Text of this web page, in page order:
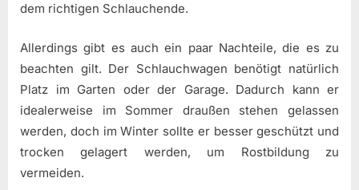
dem richtigen Schlauchende.
Allerdings gibt es auch ein paar Nachteile, die es zu
beachten gilt. Der Schlauchwagen benötigt natürlich
Platz im Garten oder der Garage. Dadurch kann er
idealerweise im Sommer draußen stehen gelassen
werden, doch im Winter sollte er besser geschützt und
trocken gelagert werden, um Rostbildung zu
vermeiden.